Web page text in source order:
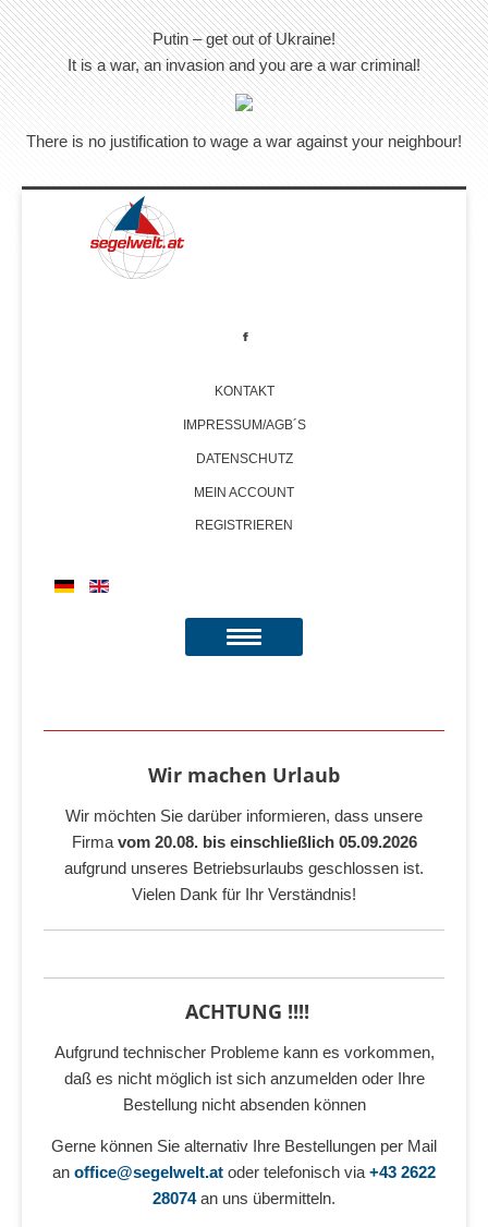
Putin – get out of Ukraine!
It is a war, an invasion and you are a war criminal!
There is no justification to wage a war against your neighbour!
KONTAKT
IMPRESSUM/AGB´S
DATENSCHUTZ
MEIN ACCOUNT
REGISTRIEREN
Wir machen Urlaub
Wir möchten Sie darüber informieren, dass unsere
Firma vom 20.08. bis einschließlich 05.09.2026
aufgrund unseres Betriebsurlaubs geschlossen ist.
Vielen Dank für Ihr Verständnis!
ACHTUNG !!!!
Aufgrund technischer Probleme kann es vorkommen,
daß es nicht möglich ist sich anzumelden oder Ihre
Bestellung nicht absenden können
Gerne können Sie alternativ Ihre Bestellungen per Mail
an office@segelwelt.at oder telefonisch via +43 2622
28074an uns übermitteln.